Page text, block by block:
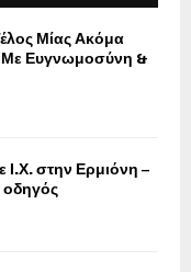
Μίας Ακόμα
Με Ευγνωμοσύνη &
στην Ερμιόνη –
οδηγός